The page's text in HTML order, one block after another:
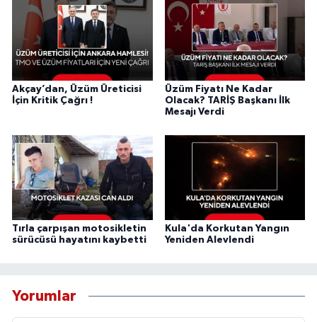
Akçay’dan, Üzüm Üreticisi
İçin Kritik Çağrı !
Üzüm Fiyatı Ne Kadar
Olacak? TARİŞ Başkanı İlk
Mesajı Verdi
Tırla çarpışan motosikletin
sürücüsü hayatını kaybetti
Kula'da Korkutan Yangın
Yeniden Alevlendi
Yorumlar